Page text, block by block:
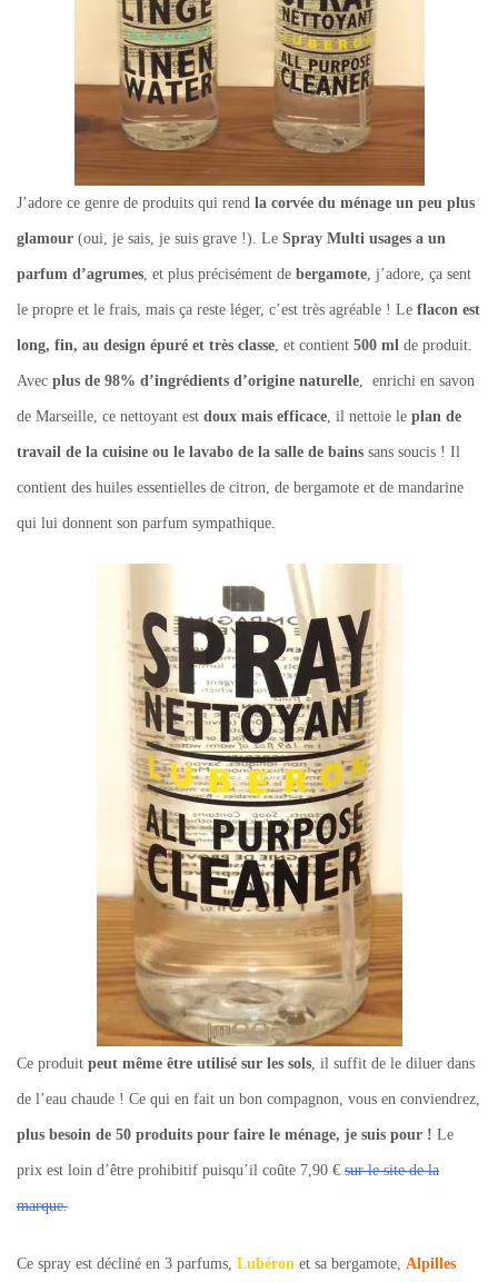
J’adore ce genre de produits qui rend la corvée du ménage un peu plus
glamour (oui, je sais, je suis grave !). Le Spray Multi usages a un
parfum d’agrumes , et plus précisément de bergamote , j’adore, ça sent
le propre et le frais, mais ça reste léger, c’est très agréable ! Le flacon est
long, fin, au design épuré et très classe , et contient 500 ml de produit.
Avec plus de 98% d’ingrédients d’origine naturelle , enrichi en savon
de Marseille, ce nettoyant est doux mais efficace , il nettoie le plan de
travail de la cuisine ou le lavabo de la salle de bains sans soucis ! Il
contient des huiles essentielles de citron, de bergamote et de mandarine
qui lui donnent son parfum sympathique.
Ce produit peut même être utilisé sur les sols , il suffit de le diluer dans
de l’eau chaude ! Ce qui en fait un bon compagnon, vous en conviendrez,
plus besoin de 50 produits pour faire le ménage, je suis pour ! Le
prix est loin d’être prohibitif puisqu’il coûte 7,90 € sur le site de la
marque.
Ce spray est décliné en 3 parfums, Lubéron et sa bergamote, Alpilles